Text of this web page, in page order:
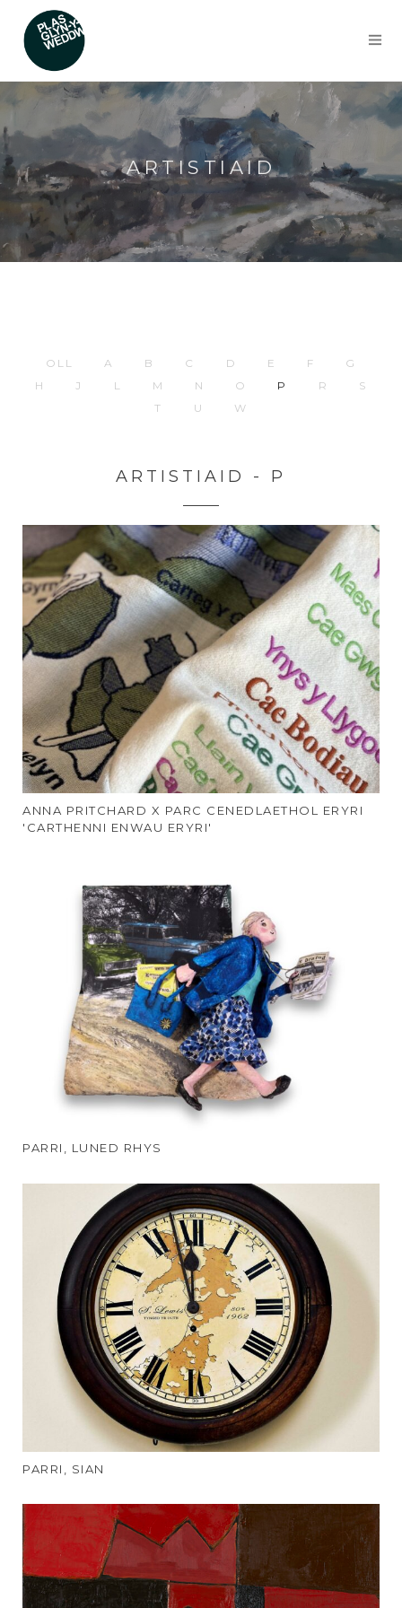
ARTISTIAID
OLL A B C D E F
G
H
J L M N O P R
S
T
U W
ARTISTIAID - P
ANNA PRITCHARD X PARC CENEDLAETHOL ERYRI
'CARTHENNI ENWAU ERYRI'
PARRI, LUNED RHYS
PARRI, SIAN